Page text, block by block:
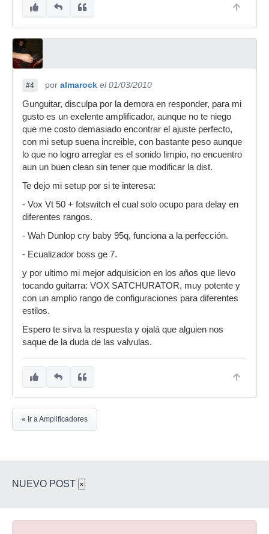
#4 por almarock el 01/03/2010
Gunguitar, disculpa por la demora en responder, para mi
gusto es un exelente amplificador, aunque no te niego
que me costo demasiado encontrar el ajuste perfecto,
con mi setup suena increible, con bastante peso aunque
lo que no logro arreglar es el sonido limpio, no encuentro
aun un buen clean sin tener que modificar la dist.
Te dejo mi setup por si te interesa:
- Vox Vt 50 + fotswitch el cual solo ocupo para delay en
diferentes rangos.
- Wah Dunlop cry baby 95q, funciona a la perfección.
- Ecualizador boss ge 7.
y por ultimo mi mejor adquisicion en los años que llevo
tocando guitarra: VOX SATCHURATOR, muy potente y
con un amplio rango de configuraciones para diferentes
estilos.
Espero te sirva la respuesta y ojalá que alguien nos
saque de la duda de las valvulas.
« Ir a Amplificadores
NUEVO POST ×